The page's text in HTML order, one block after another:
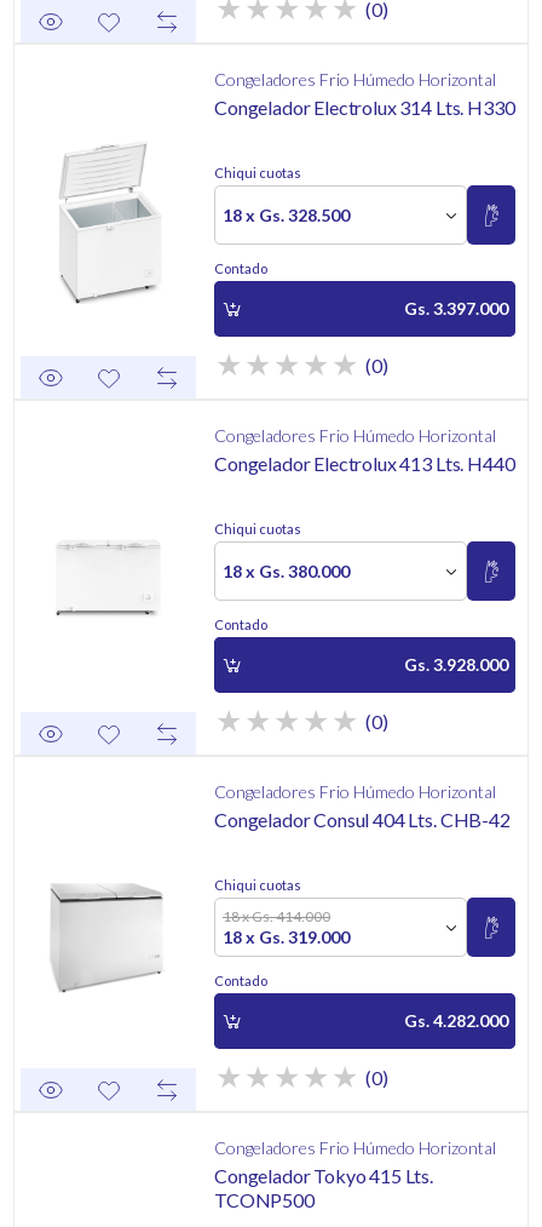
(0)
Congeladores Frio Húmedo Horizontal
Congelador Electrolux 314 Lts. H330
Chiqui cuotas
18 x Gs. 328.500
Contado
Gs. 3.397.000
(0)
Congeladores Frio Húmedo Horizontal
Congelador Electrolux 413 Lts. H440
Chiqui cuotas
18 x Gs. 380.000
Contado
Gs. 3.928.000
(0)
Congeladores Frio Húmedo Horizontal
Congelador Consul 404 Lts. CHB-42
Chiqui cuotas
18 x Gs. 414.000
18 x Gs. 319.000
Contado
Gs. 4.282.000
(0)
Congeladores Frio Húmedo Horizontal
Congelador Tokyo 415 Lts.
TCONP500